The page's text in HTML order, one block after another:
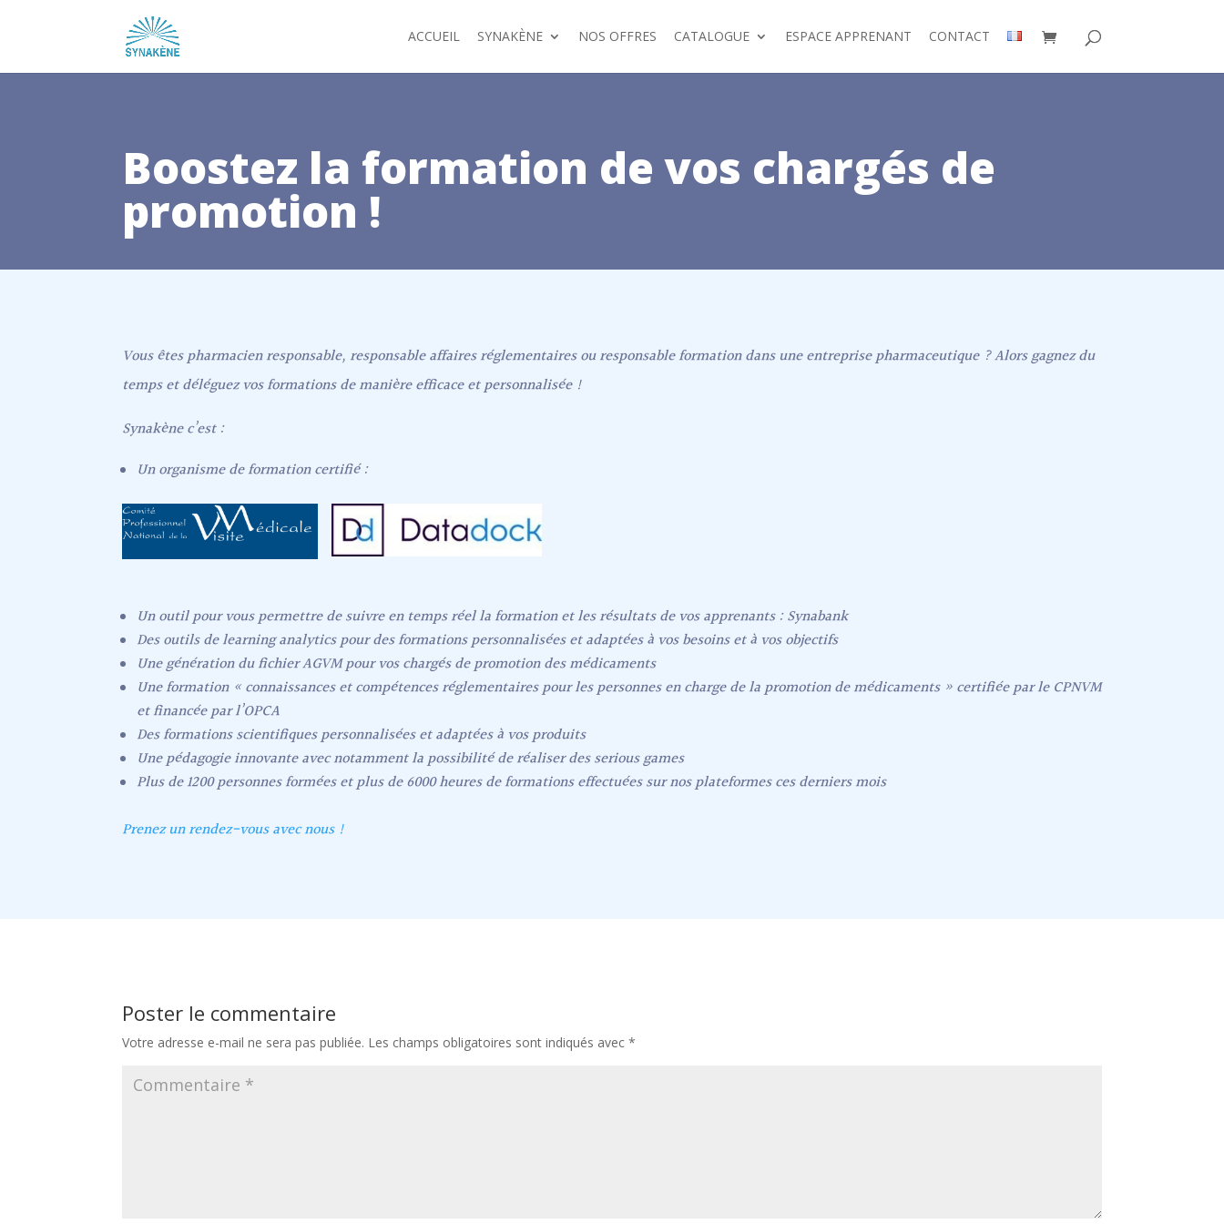
ACCUEIL SYNAKÈNE NOS OFFRES CATALOGUE ESPACE APPRENANT CONTACT
Boostez la formation de vos chargés de
promotion !
Vous êtes pharmacien responsable, responsable affaires réglementaires ou responsable formation dans une entreprise pharmaceutique ? Alors gagnez du
temps et déléguez vos formations de manière efficace et personnalisée !
Synakène c’est :
Un organisme de formation certifié :
Un outil pour vous permettre de suivre en temps réel la formation et les résultats de vos apprenants : Synabank
Des outils de learning analytics pour des formations personnalisées et adaptées à vos besoins et à vos objectifs
Une génération du fichier AGVM pour vos chargés de promotion des médicaments
Une formation « connaissances et compétences réglementaires pour les personnes en charge de la promotion de médicaments » certifiée par le CPNVM
et financée par l’OPCA
Des formations scientifiques personnalisées et adaptées à vos produits
Une pédagogie innovante avec notamment la possibilité de réaliser des serious games
Plus de 1200 personnes formées et plus de 6000 heures de formations effectuées sur nos plateformes ces derniers mois
Prenez un rendez-vous avec nous !
Poster le commentaire
Votre adresse e-mail ne sera pas publiée. Les champs obligatoires sont indiqués avec*